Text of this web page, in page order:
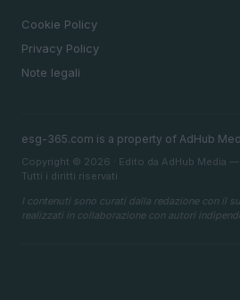
Cookie Policy
Privacy Policy
Note legali
esg-365.com is a property of AdHub
Copyright © 2026 · Edito da AdHub Media —
Tutti i diritti riservati
I contenuti sono curati dalla redazione con il
realizzati in collaborazione con autori